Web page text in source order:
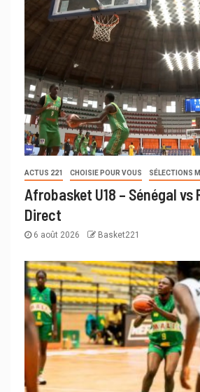
ACTUS 221 CHOISIE POUR VOUS SÉLECTIONS
Afrobasket U18 – Sénégal vs
Direct
6 août 2026 Basket221